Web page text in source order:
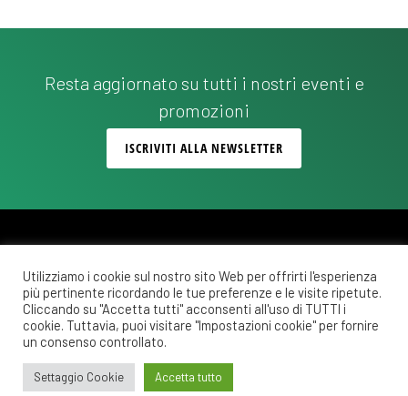
Resta aggiornato su tutti i nostri eventi e
promozioni
ISCRIVITI ALLA NEWSLETTER
Copyright © 2026 ·Monochrome ProonGenesis Framework·WordPress
Accedi
POLITICA DI RIMBORSO E RESO
Utilizziamo i cookie sul nostro sito Web per offrirti l'esperienza
più pertinente ricordando le tue preferenze e le visite ripetute.
Cliccando su "Accetta tutti" acconsenti all'uso di TUTTI i
cookie. Tuttavia, puoi visitare "Impostazioni cookie" per fornire
un consenso controllato.
Settaggio Cookie Accetta tutto